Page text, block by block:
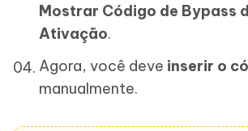
Mostrar Código de Bypass
Ativação.
Agora, você deve inserir o
manualmente.